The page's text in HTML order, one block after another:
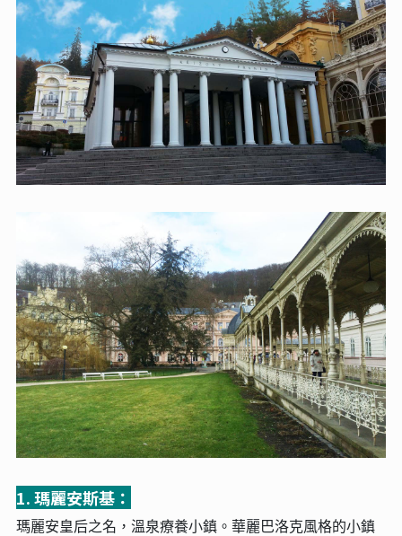
1. 瑪麗安斯基：
瑪麗安皇后之名，溫泉療養小鎮。華麗巴洛克風格的小鎮